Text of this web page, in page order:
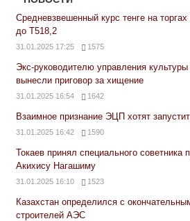
Средневзвешенный курс тенге на
до Т518,2
31.01.2025 17:25 1575
Экс-руководителю управления
вынесли приговор за хищение
31.01.2025 16:54 1642
Взаимное признание ЭЦП хотят
31.01.2025 16:42 1590
Токаев принял специального советника
Акихису Нагашиму
31.01.2025 16:10 1523
Казахстан определился с
строителей АЭС